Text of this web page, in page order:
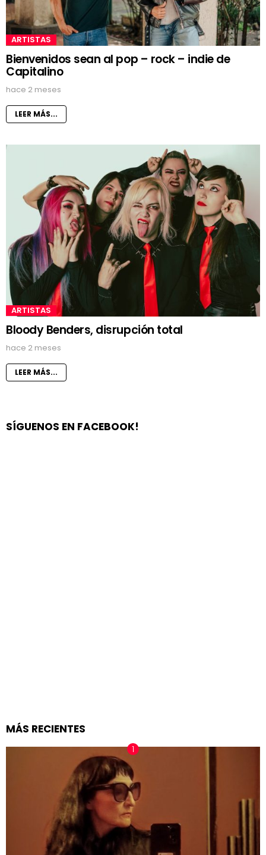
ARTISTAS
Bienvenidos sean al pop – rock – indie de
Capitalino
hace 2 meses
LEER MÁS...
ARTISTAS
Bloody Benders, disrupción total
hace 2 meses
LEER MÁS...
SÍGUENOS EN FACEBOOK!
MÁS RECIENTES